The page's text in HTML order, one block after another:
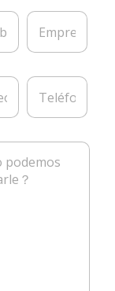
E
p
e
T
l
f
o
n